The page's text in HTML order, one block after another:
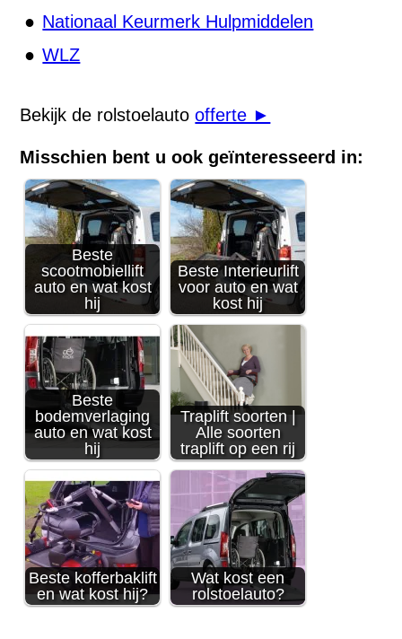
Nationaal Keurmerk Hulpmiddelen
WLZ
Bekijk de rolstoelautoofferte ►
Misschien bent u ook geïnteresseerd in:
Beste
scootmobiellift
auto en wat kost
hij
Beste Interieurlift
voor auto en wat
kost hij
Beste
bodemverlaging
auto en wat kost
hij
Traplift soorten |
Alle soorten
traplift op een rij
Beste kofferbaklift
en wat kost hij?
Wat kost een
rolstoelauto?